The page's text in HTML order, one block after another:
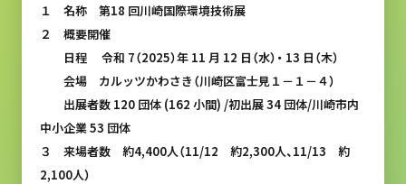
１ 名称 第18 回川崎国際環境技術展
２ 概要開催
日程 令和 7（2025）年 11 月 12 日（水）・ 13 日（木）
会場 カルッツかわさき（川崎区富士見１－１－４）
出展者数 120 団体 (162 小間) /初出展 34 団体/川崎市内
中小企業 53 団体
３ 来場者数 約4,400人（11/12 約2,300人、11/13 約
2,100人）